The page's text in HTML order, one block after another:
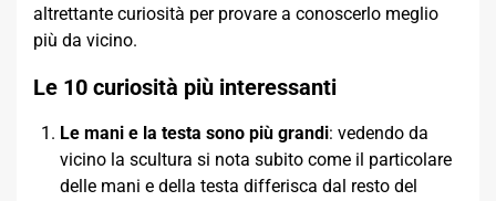
altrettante curiosità per provare a conoscerlo meglio
più da vicino.
Le 10 curiosità più interessanti
Le mani e la testa sono più grandi: vedendo da
vicino la scultura si nota subito come il particolare
delle mani e della testa differisca dal resto del